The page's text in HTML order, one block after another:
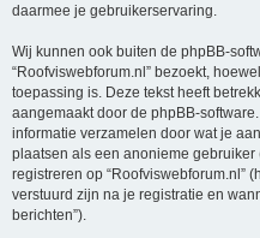
daarmee je gebruikerservaring.
Wij kunnen ook buiten de phpBB-
“Roofviswebforum.nl” bezoekt,
toepassing is. Deze tekst heeft
aangemaakt door de phpBB-
informatie verzamelen door wat je
plaatsen als een anonieme gebruiker
registreren op “Roofviswebforum.nl”
verstuurd zijn na je registratie en
berichten”).